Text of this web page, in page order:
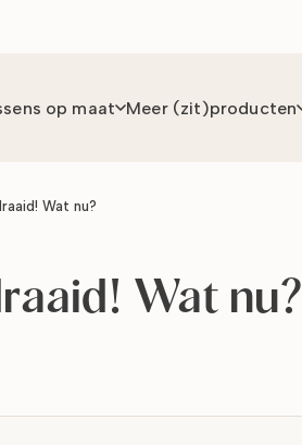
op maat Meer (zit)producten
Wat nu?
Wat nu?